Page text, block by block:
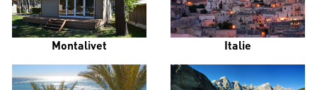
Montalivet Italie